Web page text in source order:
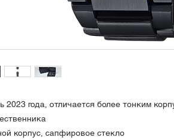
2023 года, отличается более тонким
корпус, сапфировое стекло